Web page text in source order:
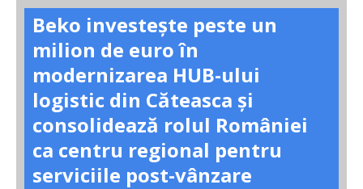
Beko investește peste un
milion de euro în
modernizarea HUB-ului
logistic din Căteasca și
consolidează rolul României
ca centru regional pentru
serviciile post-vânzare